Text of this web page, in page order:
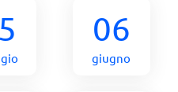
06
giugno